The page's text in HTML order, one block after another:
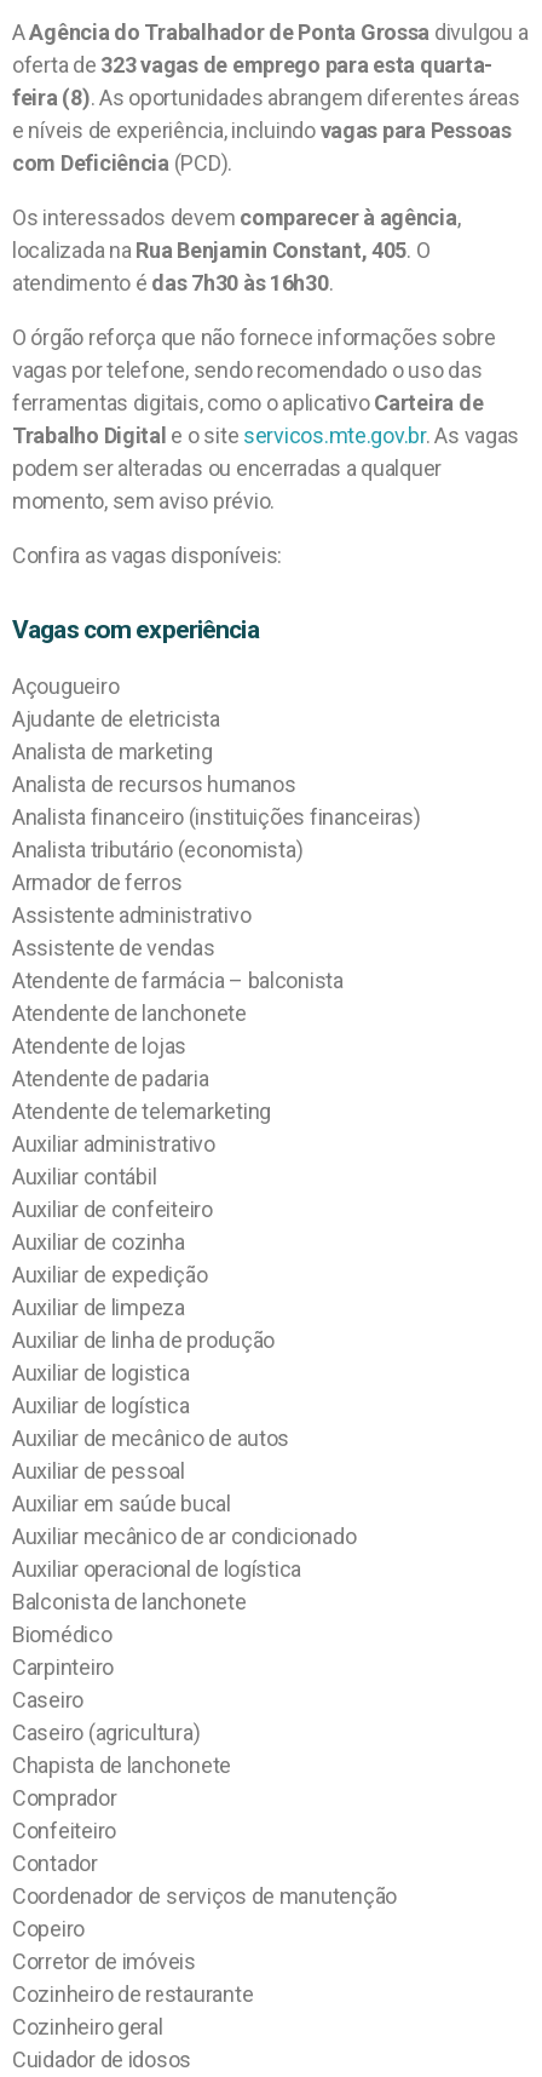
AAgência do Trabalhador de Ponta Grossa divulgou a
oferta de 323 vagas de emprego para esta quarta-
feira (8). As oportunidades abrangem diferentes áreas
e níveis de experiência, incluindovagas para Pessoas
com Deficiência (PCD).
Os interessados devem comparecer à agência,
localizada na Rua Benjamin Constant, 405. O
atendimento é das 7h30 às 16h30.
O órgão reforça que não fornece informações sobre
vagas por telefone, sendo recomendado o uso das
ferramentas digitais, como o aplicativoCarteira de
Trabalho Digital e o site servicos.mte.gov.br. As vagas
podem ser alteradas ou encerradas a qualquer
momento, sem aviso prévio.
Confira as vagas disponíveis:
Vagas com experiência
Açougueiro
Ajudante de eletricista
Analista de marketing
Analista de recursos humanos
Analista financeiro (instituições financeiras)
Analista tributário (economista)
Armador de ferros
Assistente administrativo
Assistente de vendas
Atendente de farmácia – balconista
Atendente de lanchonete
Atendente de lojas
Atendente de padaria
Atendente de telemarketing
Auxiliar administrativo
Auxiliar contábil
Auxiliar de confeiteiro
Auxiliar de cozinha
Auxiliar de expedição
Auxiliar de limpeza
Auxiliar de linha de produção
Auxiliar de logistica
Auxiliar de logística
Auxiliar de mecânico de autos
Auxiliar de pessoal
Auxiliar em saúde bucal
Auxiliar mecânico de ar condicionado
Auxiliar operacional de logística
Balconista de lanchonete
Biomédico
Carpinteiro
Caseiro
Caseiro (agricultura)
Chapista de lanchonete
Comprador
Confeiteiro
Contador
Coordenador de serviços de manutenção
Copeiro
Corretor de imóveis
Cozinheiro de restaurante
Cozinheiro geral
Cuidador de idosos